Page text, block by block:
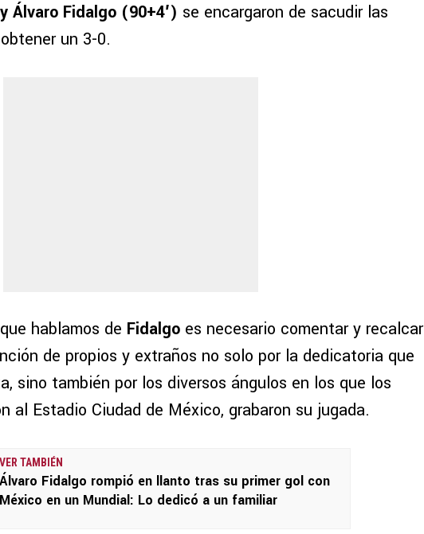
Álvaro Fidalgo (90+4′) se encargaron de sacudir las
un 3-0.
hablamos de Fidalgo es necesario comentar y recalcar
de propios y extraños no solo por la dedicatoria que
sino también por los diversos ángulos en los que los
al Estadio Ciudad de México, grabaron su jugada.
VER TAMBIÉN
Álvaro Fidalgo rompió en llanto tras su primer gol con
México en un Mundial: Lo dedicó a un familiar